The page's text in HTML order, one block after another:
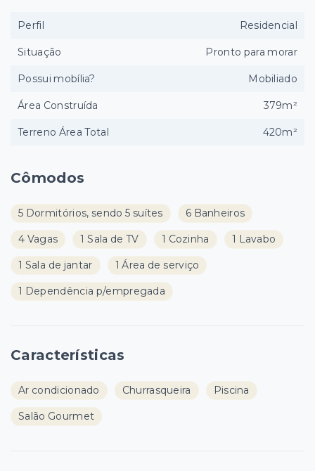
Cômodos
5 Dormitórios, sendo 5 suítes 6 Banheiros
4 Vagas 1 Sala de TV 1 Cozinha 1 Lavabo
1 Sala de jantar 1 Área de serviço
1 Dependência p/empregada
Características
Ar condicionado Churrasqueira Piscina
Salão Gourmet
Perfil Residencial
Situação Pronto para morar
Possui mobília? Mobiliado
Área Construída 379m²
Terreno Área Total 420m²